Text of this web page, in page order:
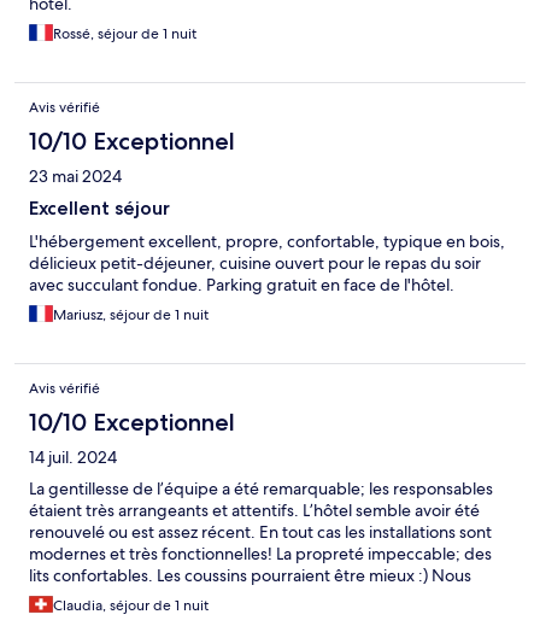
Rossé, séjour de 1 nuit
Avis vérifié
10/10 Exceptionnel
23 mai 2024
Excellent séjour
L'hébergement excellent, propre, confortable, typique en bois,
délicieux petit-déjeuner, cuisine ouvert pour le repas du soir
avec succulant fondue. Parking gratuit en face de l'hôtel.
Mariusz, séjour de 1 nuit
Avis vérifié
10/10 Exceptionnel
14 juil. 2024
La gentillesse de l’équipe a été remarquable; les responsables
étaient très arrangeants et attentifs. L’hôtel semble avoir été
renouvelé ou est assez récent. En tout cas les installations sont
modernes et très fonctionnelles! La propreté impeccable; des
lits confortables. Les coussins pourraient être mieux :) Nous
avons très bien mangé au restaurant! Une gastronomie plutôt
traditionnelle mais savoureuse! Juste un petit détail si l’on est
Claudia, séjour de 1 nuit